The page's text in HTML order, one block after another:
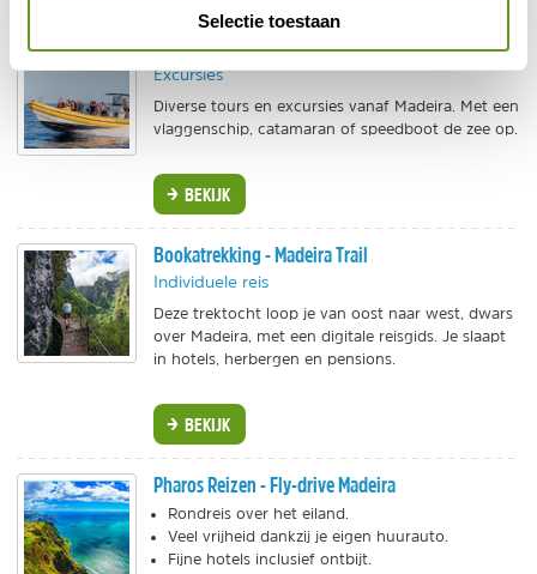
Selectie toestaan
Get Your Guide - Walvisexcursies
Excursies
Diverse tours en excursies vanaf Madeira. Met een
vlaggenschip, catamaran of speedboot de zee op.
BEKIJK
Bookatrekking - Madeira Trail
Individuele reis
Deze trektocht loop je van oost naar west, dwars
over Madeira, met een digitale reisgids. Je slaapt
in hotels, herbergen en pensions.
BEKIJK
Pharos Reizen - Fly-drive Madeira
Rondreis over het eiland.
Veel vrijheid dankzij je eigen huurauto.
Fijne hotels inclusief ontbijt.